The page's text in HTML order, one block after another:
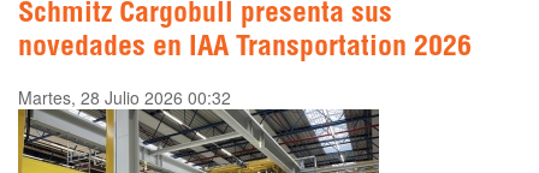
Schmitz Cargobull presenta sus
novedades en IAA Transportation 2026
Martes, 28 Julio 2026 00:32